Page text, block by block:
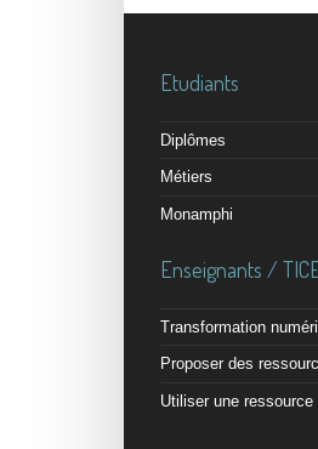
Etudiants
Diplômes
Métiers
Monamphi
Enseignants /
Transformation
Proposer des
Utiliser une ressource